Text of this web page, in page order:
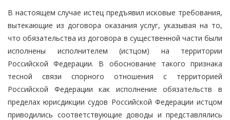
В настоящем случае истец предъявил исковые требования,
вытекающие из договора оказания услуг, указывая на то,
что обязательства из договора в существенной части были
исполнены исполнителем (истцом) на территории
Российской Федерации. В обоснование такого признака
тесной связи спорного отношения с территорией
Российской Федерации как исполнение обязательств в
пределах юрисдикции судов Российской Федерации истцом
приводились соответствующие доводы и представлялись